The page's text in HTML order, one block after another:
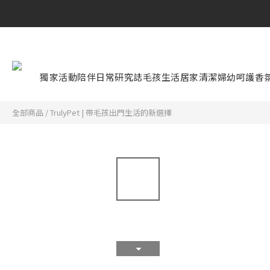
獨家活動陪伴日常研究誌毛孩生活居家清潔婦幼呵護香
全部商品 /TrulyPet | 帶毛孩出門生活的新選擇